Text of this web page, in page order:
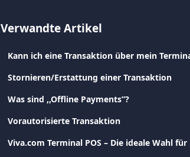
Verwandte Artikel
Kann ich eine Transaktion über mein
Stornieren/Erstattung einer Transaktion
Was sind ,,Offline Payments”?
Vorautorisierte Transaktion
Viva.com Terminal POS – Die ideale Wahl